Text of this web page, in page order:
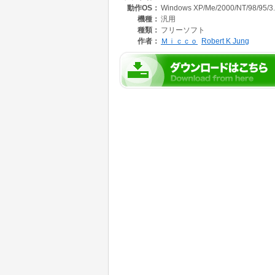
フリー・ソフトウェアの UNARJ.EXE のソ
植してあります。従って，最新の ARJ.EXE
動作OS： Windows XP/Me/2000/NT/98/95/
機種： 汎用
種類： フリーソフト
作者：
Ｍｉｃｃｏ Robert K Jung